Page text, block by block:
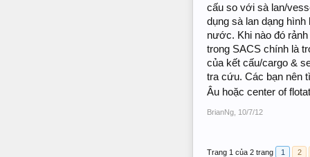
cấu so với sà lan/
dụng sà lan dạng
nước. Khi nào đó
trong SACS chính là
của kết cấu/cargo &
tra cứu. Các bạn nên
Âu hoặc center of
BrianNg 10/7/12
Trang 1 của 2 trang 1 2